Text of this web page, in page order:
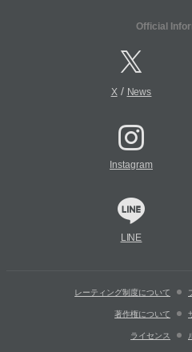
Official
X/ News
Instagram
LINE
レーティング制度について
著作権について
ライセンス